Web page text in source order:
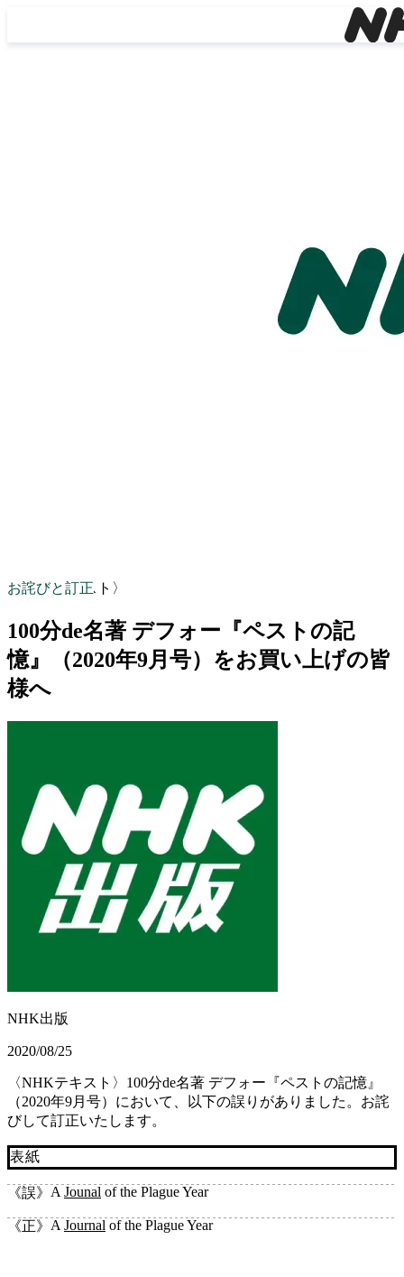
お詫びと訂正
〈NHKテキスト〉
100分de名著 デフォー『ペストの記
憶』（2020年9月号）をお買い上げの皆
様へ
NHK出版
2020/08/25
〈NHKテキスト〉100分de名著 デフォー『ペストの記憶』
（2020年9月号）において、以下の誤りがありました。お詫
びして訂正いたします。
表紙
《誤》 A Jounal of the Plague Year
《正》 A Journal of the Plague Year